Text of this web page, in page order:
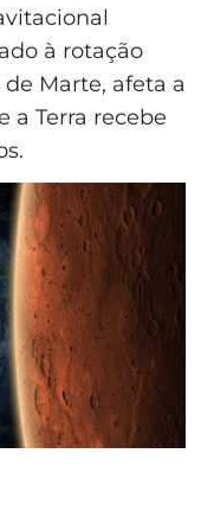
à rotação
Marte, afeta a
a Terra recebe